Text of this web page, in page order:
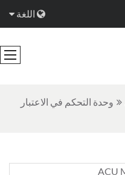
اللغة
وحدة التحكم في الاعتبار